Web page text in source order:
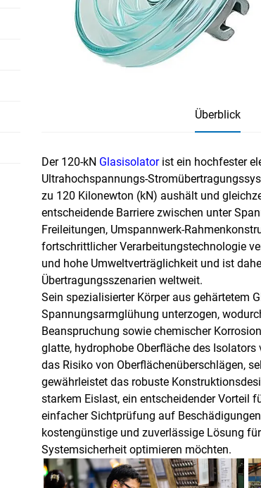
Überblick
Der 120-kN Glasisolator ist ein hochfester
Ultrahochspannungs-
zu 120 Kilonewton (kN) aushält und
entscheidende Barriere zwischen unter
Freileitungen, Umspannwerk-
fortschrittlicher Verarbeitungstechnologie
und hohe Umweltverträglichkeit und ist
Übertragungsszenarien weltweit.
Sein spezialisierter Körper aus gehärtetem
Spannungsarmglühung unterzogen,
Beanspruchung sowie chemischer
glatte, hydrophobe Oberfläche des
das Risiko von Oberflächenüberschlägen,
gewährleistet das robuste
starkem Eislast, ein entscheidender Vorteil
einfacher Sichtprüfung auf
kostengünstige und zuverlässige Lösung
Systemsicherheit optimieren möchten.